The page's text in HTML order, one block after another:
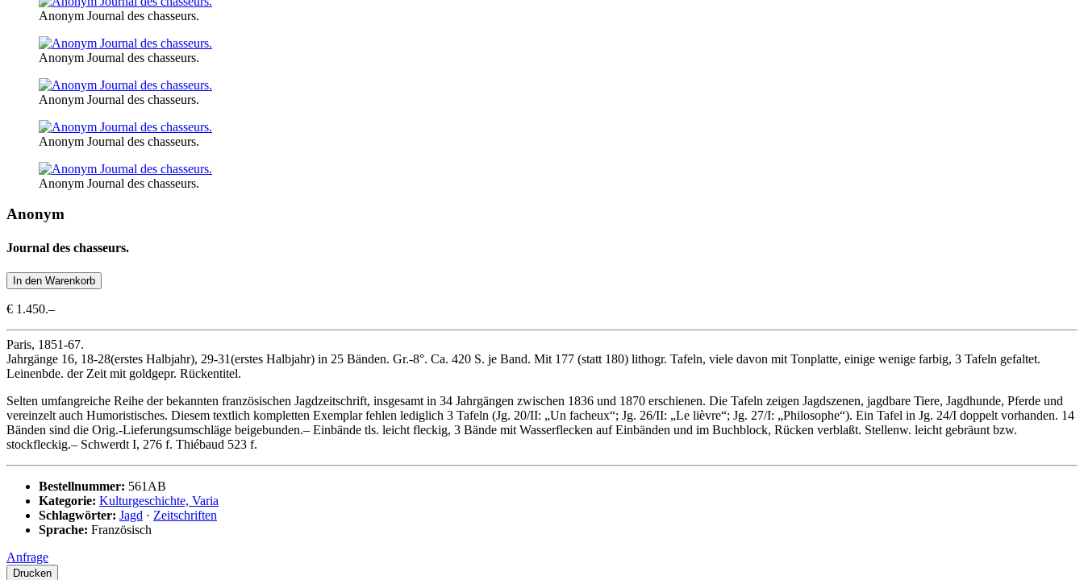
Anonym Journal des chasseurs.
Anonym Journal des chasseurs.
Anonym Journal des chasseurs.
Anonym Journal des chasseurs.
Anonym Journal des chasseurs.
Anonym
Journal des chasseurs.
€ 1.450.–
Paris, 1851-67.
Jahrgänge 16, 18-28(erstes Halbjahr), 29-31(erstes Halbjahr) in 25 Bänden. Gr.-8°. Ca. 420 S. je Band. Mit 177 (statt 180) lithogr. Tafeln, viele davon mit Tonplatte, einige wenige farbig, 3 Tafeln gefaltet.
Leinenbde. der Zeit mit goldgepr. Rückentitel.
Selten umfangreiche Reihe der bekannten französischen Jagdzeitschrift, insgesamt in 34 Jahrgängen zwischen 1836 und 1870 erschienen. Die Tafeln zeigen Jagdszenen, jagdbare Tiere, Jagdhunde, Pferde und
vereinzelt auch Humoristisches. Diesem textlich kompletten Exemplar fehlen lediglich 3 Tafeln (Jg. 20/II: „Un facheux“; Jg. 26/II: „Le lièvre“; Jg. 27/I: „Philosophe“). Ein Tafel in Jg. 24/I doppelt vorhanden. 14
Bänden sind die Orig.-Lieferungsumschläge beigebunden.– Einbände tls. leicht fleckig, 3 Bände mit Wasserflecken auf Einbänden und im Buchblock, Rücken verblaßt. Stellenw. leicht gebräunt bzw.
stockfleckig.– Schwerdt I, 276 f. Thiébaud 523 f.
Bestellnummer: 561AB
Kategorie: Kulturgeschichte, Varia
Schlagwörter: Jagd · Zeitschriften
Sprache: Französisch
Anfrage